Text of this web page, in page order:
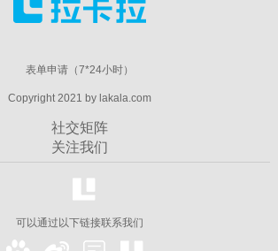
表单申请（7*24小时）
Copyright 2021 by lakala.com
社交矩阵
关注我们
可以通过以下链接联系我们